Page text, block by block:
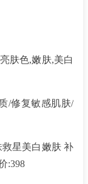
肤色,嫩肤,美白
/修复敏感肌肤/
救星美白嫩肤 补
:398